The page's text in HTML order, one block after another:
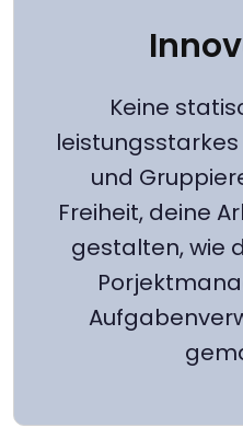
Keine
und
Freiheit, deine
gestalten, wie